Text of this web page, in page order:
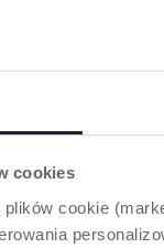
cookies
cookie
regulację